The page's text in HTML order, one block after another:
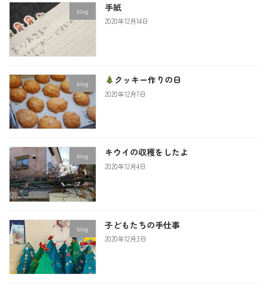
blog 手紙
2020年12月14日
blog クッキー作りの日
2020年12月7日
blog キウイの収穫をしたよ
2020年12月4日
blog 子どもたちの手仕事
2020年12月3日